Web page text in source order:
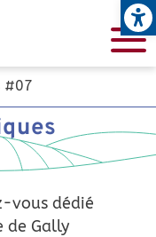
#07
vous dédié
de Gally